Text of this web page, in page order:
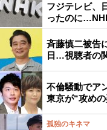
フジテレビ、
ったのに
斉藤慎二被告
日…視聴者の
不倫騒動でア
東京が“攻め
孤独のキネマ